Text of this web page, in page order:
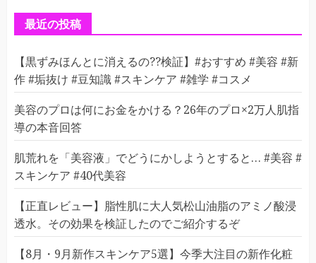
最近の投稿
【黒ずみほんとに消えるの??検証】#おすすめ #美容 #新
作 #垢抜け #豆知識 #スキンケア #雑学 #コスメ
美容のプロは何にお金をかける？26年のプロ×2万人肌指
導の本音回答
肌荒れを「美容液」でどうにかしようとすると… #美容 #
スキンケア #40代美容
【正直レビュー】脂性肌に大人気松山油脂のアミノ酸浸
透水。その効果を検証したのでご紹介するぞ
【8月・9月新作スキンケア5選】今季大注目の新作化粧